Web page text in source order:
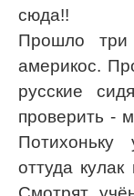
сюда!!
Прошло
америкос.
русские
проверить -
оттуда